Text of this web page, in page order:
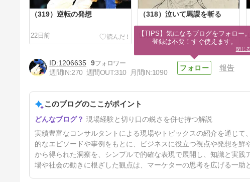
（319）逆転の発想
22日前
（318）泣いて馬謖を斬る
53日前
（315）東京ドームの想い出
5ヶ月前
1206635 9
週間IN:270 週間OUT:310 月間IN:1090
報告
このブログのここがポイント
現場経験と切り口の鋭さを併せ持つ解説
実績豊富なコンサルタントによる現場やトピックスの紹介を通じ
的なエピソードや事例をもとに、ビジネスに役立つ視点や発想を
から得られた洞察を、シンプルで的確な表現で展開し、知識と実
場や社会の動きに根ざした観点は、マーケターの思考を広げる一助
【TIPS】気になるブログをフォロー。
登録は不要！すぐ使えます。
閉じる